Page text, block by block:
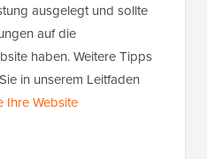
ausgelegt und sollte
auf die
haben. Weitere Tipps
in unserem Leitfaden
Ihre Website